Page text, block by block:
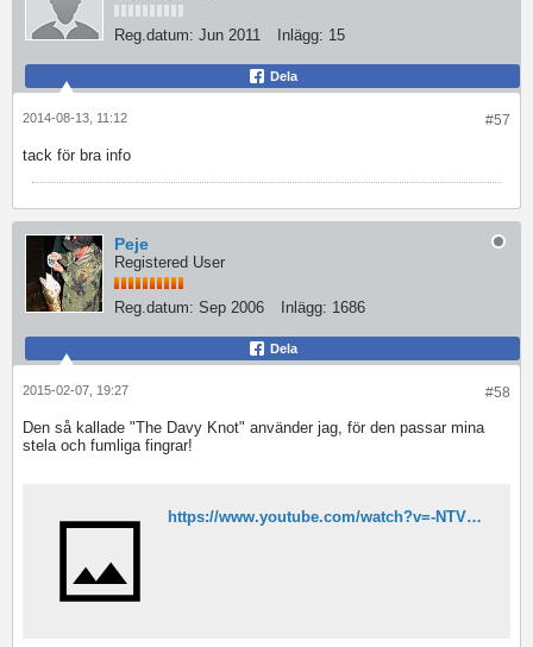
Reg.datum: Jun 2011 Inlägg: 15
Dela
#57
2014-08-13, 11:12
tack för bra info
Peje
Registered User
Reg.datum: Sep 2006 Inlägg: 1686
Dela
#58
2015-02-07, 19:27
Den så kallade "The Davy Knot" använder jag, för den passar mina
stela och fumliga fingrar!
https://www.youtube.com/watch?v=-NTVZAZ0xQA